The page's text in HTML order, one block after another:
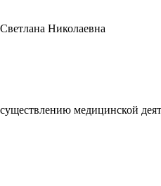
Николаевна
медицинской